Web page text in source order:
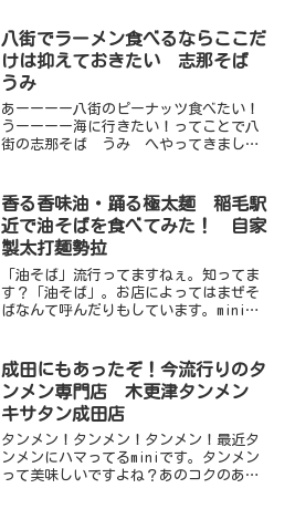
た一杯がいただけたのでしっかりとレポ
ートしていきたいと思...
八街でラーメン食べるならここだ
けは抑えておきたい 志那そば
うみ
あーーーー八街のピーナッツ食べたい！
うーーーー海に行きたい！ってことで八
街の志那そば うみ へやってきまし
ありその記憶を確かめるべく再訪するこ
とにしました。今回は志那そ...
香る香味油・踊る極太麺 稲毛駅
近で油そばを食べてみた！ 自家
製太打麺勢拉
「油そば」流行ってますねぇ。知ってま
す？「油そば」。お店によってはまぜそ
ばなんて呼んだりもしています。miniは
れていたのを覚えています。台湾まぜそ
ばって書いてあるのに...
成田にもあったぞ！今流行りのタ
ンメン専門店 木更津タンメン
キサタン成田店
タンメン！タンメン！タンメン！最近タ
ンメンにハマってるminiです。タンメン
って美味しいですよね？あのコクのある